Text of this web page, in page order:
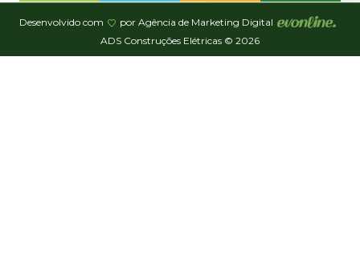
Desenvolvido com
por Agência de Marketing Digital
ADS Construções Elétricas © 2026